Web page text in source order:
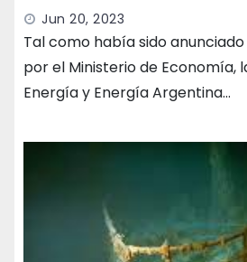
Jun 20, 2023
Tal como había sido
por el Ministerio de Economía,
Energía y Energía Argentina…